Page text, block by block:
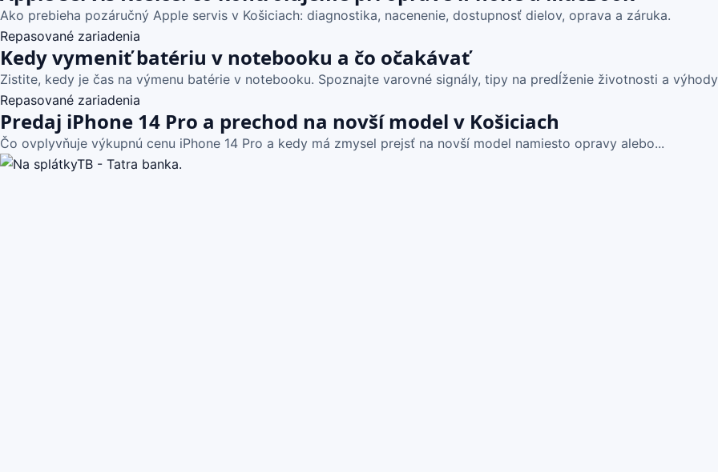
Ako prebieha pozáručný Apple servis v Košiciach: diagnostika, nacenenie, dostupnosť dielov, oprava a záruka.
Repasované zariadenia
Kedy vymeniť batériu v notebooku a čo očakávať
Zistite, kedy je čas na výmenu batérie v notebooku. Spoznajte varovné signály, tipy na predĺženie životnosti a
Repasované zariadenia
Predaj iPhone 14 Pro a prechod na novší model v Košiciach
Čo ovplyvňuje výkupnú cenu iPhone 14 Pro a kedy má zmysel prejsť na novší model namiesto opravy alebo...